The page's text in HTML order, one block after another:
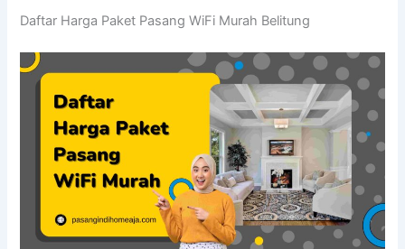
Daftar Harga Paket Pasang WiFi Murah Belitung